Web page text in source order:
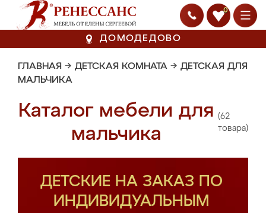
0
ДОМОДЕДОВО
ГЛАВНАЯ → ДЕТСКАЯ КОМНАТА → ДЕТСКАЯ ДЛЯ
МАЛЬЧИКА
Каталог мебели для
мальчика
(62
товара)
ДЕТСКИЕ НА ЗАКАЗ ПО
ИНДИВИДУАЛЬНЫМ